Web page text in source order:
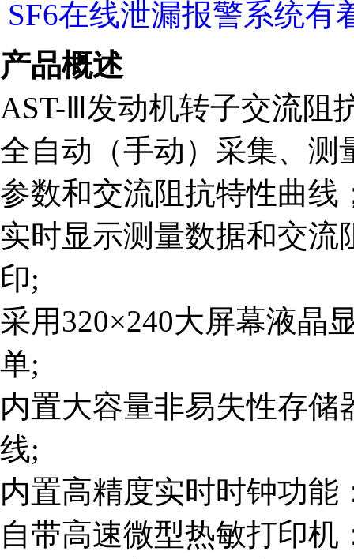
SF6在线泄漏报警系统有
产品概述
AST-Ⅲ发动机转子交流阻
全自动（手动）采集、测
参数和交流阻抗特性曲线
实时显示测量数据和交
印;
采用320×240大屏幕液晶
单;
内置大容量非易失性存储
线;
内置高精度实时时钟功
自带高速微型热敏打印